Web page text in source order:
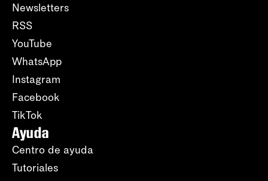
Newsletters
RSS
YouTube
WhatsApp
Instagram
Facebook
TikTok
Ayuda
Centro de ayuda
Tutoriales